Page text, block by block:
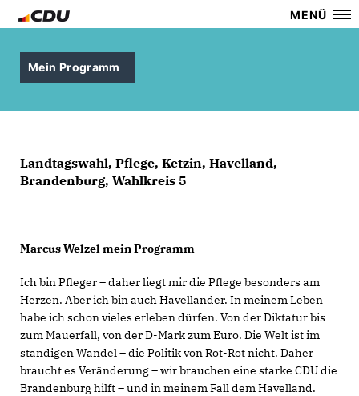
MENÜ
Mein Programm
Landtagswahl, Pflege, Ketzin, Havelland,
Brandenburg, Wahlkreis 5
Marcus Welzel mein Programm
Ich bin Pfleger – daher liegt mir die Pflege besonders am
Herzen. Aber ich bin auch Havelländer. In meinem Leben
habe ich schon vieles erleben dürfen. Von der Diktatur bis
zum Mauerfall, von der D-Mark zum Euro. Die Welt ist im
ständigen Wandel – die Politik von Rot-Rot nicht. Daher
braucht es Veränderung – wir brauchen eine starke CDU die
Brandenburg hilft – und in meinem Fall dem Havelland.